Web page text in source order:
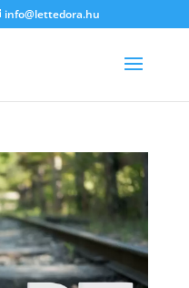
info@lettedora.hu